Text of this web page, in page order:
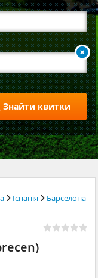
Знайти квитки
Іспанія
Барселона